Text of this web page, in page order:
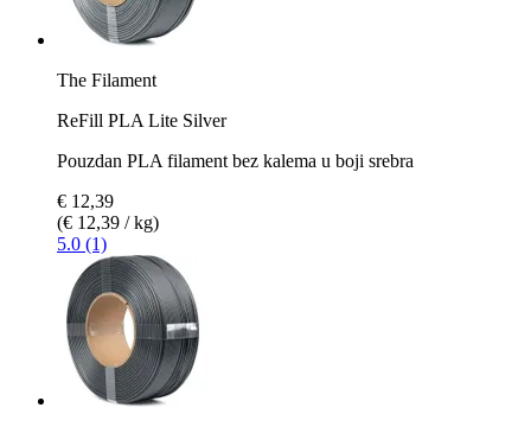
The Filament
ReFill PLA Lite Silver
Pouzdan PLA filament bez kalema u boji srebra
€ 12,39
(€ 12,39 / kg)
5.0 (1)